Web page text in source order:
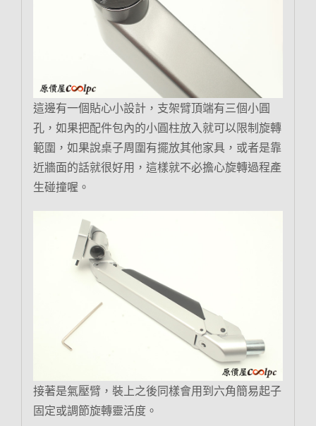
這邊有一個貼心小設計，支架臂頂端有三個小圓
孔，如果把配件包內的小圓柱放入就可以限制旋轉
範圍，如果說桌子周圍有擺放其他家具，或者是靠
近牆面的話就很好用，這樣就不必擔心旋轉過程產
生碰撞喔。
接著是氣壓臂，裝上之後同樣會用到六角簡易起子
固定或調節旋轉靈活度。